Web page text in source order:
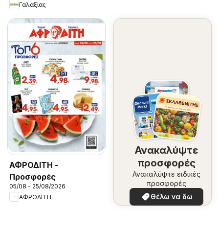
Γαλαξίας
ΑΦΡΟΔΙΤΗ -
Προσφορές
05/08 - 25/08/2026
ΑΦΡΟΔΙΤΗ
Ανακαλύψτε
προσφορές
Ανακαλύψτε ειδικές
προσφορές
Θέλω να δω